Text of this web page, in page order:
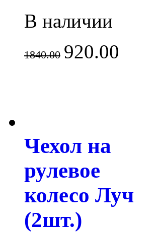
В наличии
1840.00 920.00
Чехол на
рулевое
колесо Луч
(2шт.)